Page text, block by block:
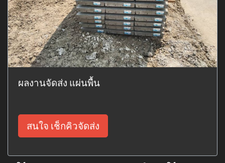
ผลงานจัดส่ง แผ่นพื้น
สนใจ เช็กคิวจัดส่ง